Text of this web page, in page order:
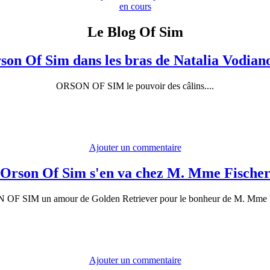
en cours
Le Blog Of Sim
Of Sim dans les bras de Natalia
ORSON OF SIM le pouvoir des câlins....
Ajouter un commentaire
Orson Of Sim s'en va chez M. Mme Fischer
OF SIM un amour de Golden Retriever pour le bonheur de M. Mme
Ajouter un commentaire